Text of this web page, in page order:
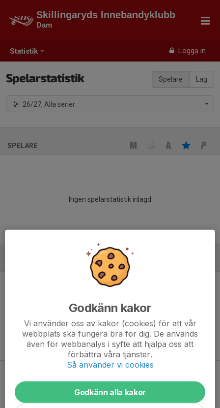
Statistik Logga in
Skillingaryds Innebandyklubb
Dam
Spelare Lag
Spelarstatistik
26/27, Alla serier
SPELARE
Ingen spelarstatistik inlagd
Godkänn kakor
Vi använder oss av kakor (cookies) för att vår
webbplats ska fungera bra för dig. De används
även för webbanalys i syfte att hjälpa oss att
förbättra våra tjänster.
Så använder vi cookies
Godkänn alla kakor